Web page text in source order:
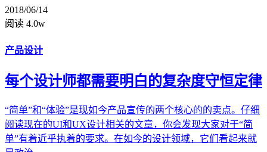
2018/06/14
阅读 4.0w
产品设计
每个设计师都需要明白的复杂度守恒定律
“简单”和“体验”是现如今产品宣传的两个核心的的卖点。仔细
阅读现在的UI和UX设计相关的文章，你会发现大家对于“简
单”有着近乎执着的要求。在如今的设计领域，它们看起来就